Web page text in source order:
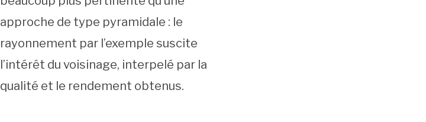
approche de type pyramidale : le
rayonnement par l’exemple suscite
l’intérêt du voisinage, interpelé par la
qualité et le rendement obtenus.